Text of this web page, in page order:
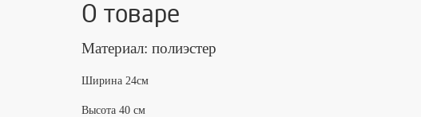
О товаре
Материал: полиэстер
Ширина 24см
Высота 40 см